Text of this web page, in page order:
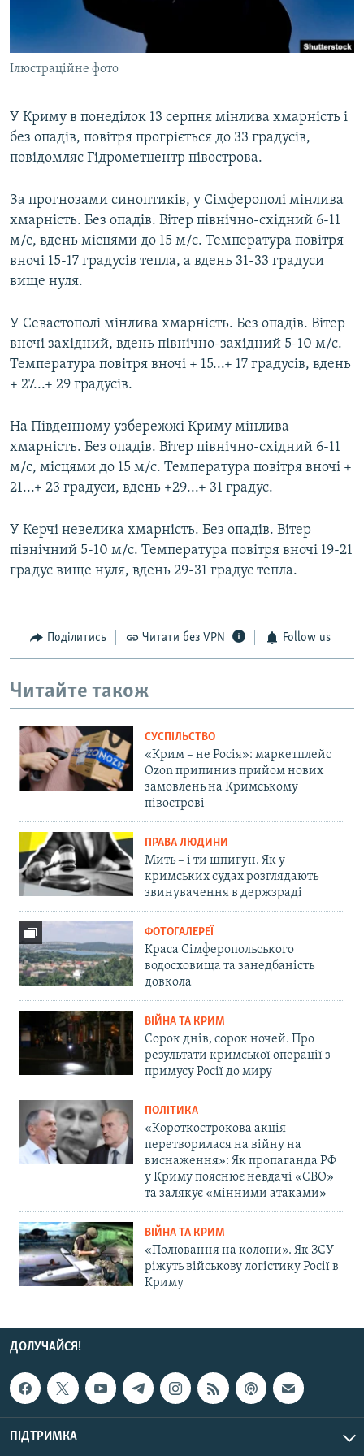
ВІДЕОУРОКИ «ELIFBE»
УКРАЇНСЬКА ПРОБЛЕМА КРИМУ
Qırımtatar
Ілюстраційне фото
У Криму в понеділок 13 серпня мінлива хмарність і
без опадів, повітря прогріється до 33 градусів,
повідомляє Гідрометцентр півострова.
За прогнозами синоптиків, у Сімферополі мінлива
хмарність. Без опадів. Вітер північно-східний 6-11
м/с, вдень місцями до 15 м/с. Температура повітря
вночі 15-17 градусів тепла, а вдень 31-33 градуси
вище нуля.
У Севастополі мінлива хмарність. Без опадів. Вітер
вночі західний, вдень північно-західний 5-10 м/с.
Температура повітря вночі + 15...+ 17 градусів, вдень
+ 27...+ 29 градусів.
На Південному узбережжі Криму мінлива
хмарність. Без опадів. Вітер північно-східний 6-11
м/с, місцями до 15 м/с. Температура повітря вночі +
21...+ 23 градуси, вдень +29...+ 31 градус.
У Керчі невелика хмарність. Без опадів. Вітер
північний 5-10 м/с. Температура повітря вночі 19-21
градус вище нуля, вдень 29-31 градус тепла.
Поділитись Читати без VPN Follow us
Читайте також
СУСПІЛЬСТВО
«Крим – не Росія»: маркетплейс
Ozon припинив прийом нових
замовлень на Кримському
півострові
ПРАВА ЛЮДИНИ
Мить – і ти шпигун. Як у
кримських судах розглядають
звинувачення в держзраді
ФОТОГАЛЕРЕЇ
Краса Сімферопольського
водосховища та занедбаність
довкола
ВІЙНА ТА КРИМ
Сорок днів, сорок ночей. Про
результати кримської операції з
примусу Росії до миру
ПОЛІТИКА
«Короткострокова акція
перетворилася на війну на
виснаження»: Як пропаганда РФ
у Криму пояснює невдачі «СВО»
та залякує «мінними атаками»
ВІЙНА ТА КРИМ
«Полювання на колони». Як ЗСУ
ріжуть військову логістику Росії в
Криму
ДОЛУЧАЙСЯ!
ПІДТРИМКА